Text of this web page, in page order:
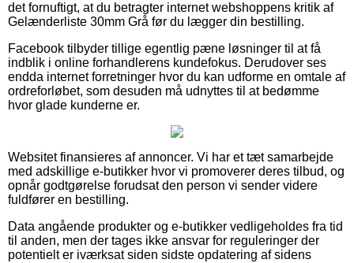
det fornuftigt, at du betragter internet webshoppens kritik af
Gelænderliste 30mm Grå før du lægger din bestilling.
Facebook tilbyder tillige egentlig pæne løsninger til at få
indblik i online forhandlerens kundefokus. Derudover ses
endda internet forretninger hvor du kan udforme en omtale af
ordreforløbet, som desuden må udnyttes til at bedømme
hvor glade kunderne er.
Websitet finansieres af annoncer. Vi har et tæt samarbejde
med adskillige e-butikker hvor vi promoverer deres tilbud, og
opnår godtgørelse forudsat den person vi sender videre
fuldfører en bestilling.
Data angående produkter og e-butikker vedligeholdes fra tid
til anden, men der tages ikke ansvar for reguleringer der
potentielt er iværksat siden sidste opdatering af sidens